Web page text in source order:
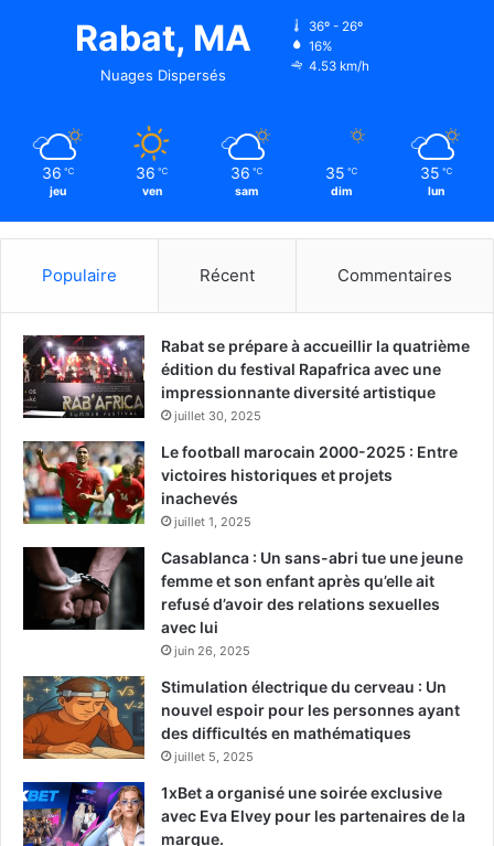
Rabat, MA
Nuages Dispersés
36º - 26º
16%
4.53 km/h
36 ℃
jeu
36 ℃
ven
36 ℃
sam
35 ℃
dim
35 ℃
lun
Populaire Récent Commentaires
Rabat se prépare à accueillir la quatrième
édition du festival Rapafrica avec une
impressionnante diversité artistique
juillet 30, 2025
Le football marocain 2000-2025 : Entre
victoires historiques et projets
inachevés
juillet 1, 2025
Casablanca : Un sans-abri tue une jeune
femme et son enfant après qu’elle ait
refusé d’avoir des relations sexuelles
avec lui
juin 26, 2025
Stimulation électrique du cerveau : Un
nouvel espoir pour les personnes ayant
des difficultés en mathématiques
juillet 5, 2025
1xBet a organisé une soirée exclusive
avec Eva Elvey pour les partenaires de la
marque.